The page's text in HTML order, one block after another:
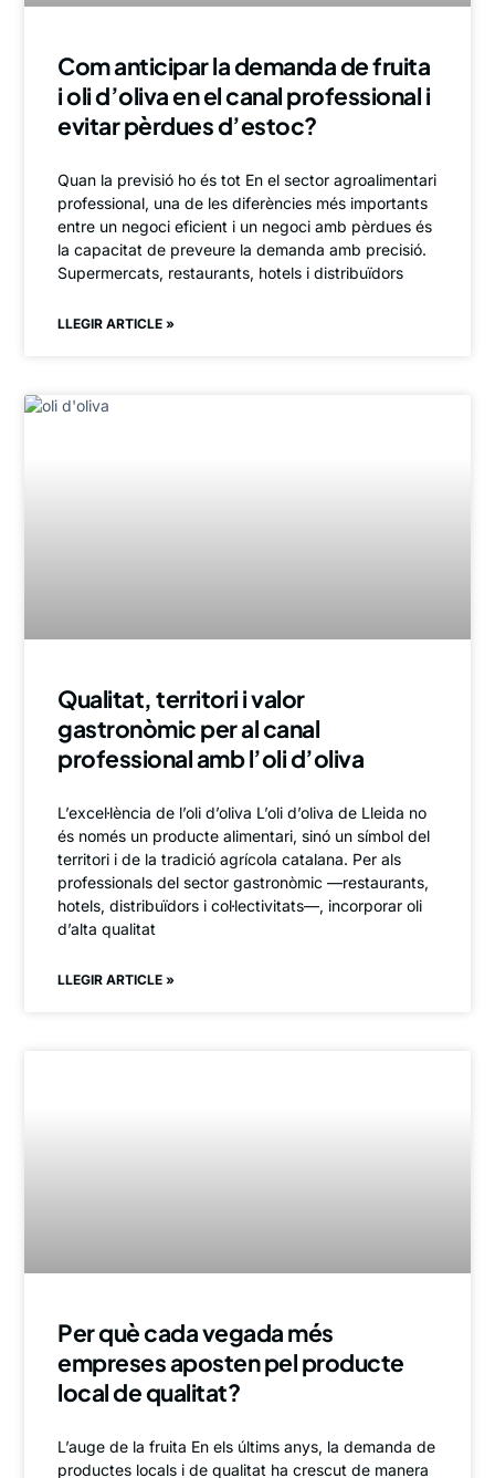
Com anticipar la demanda de fruita
i oli d’oliva en el canal professional i
evitar pèrdues d’estoc?
Quan la previsió ho és tot En el sector agroalimentari
professional, una de les diferències més importants
entre un negoci eficient i un negoci amb pèrdues és
la capacitat de preveure la demanda amb precisió.
Supermercats, restaurants, hotels i distribuïdors
LLEGIR ARTICLE »
Qualitat, territori i valor
gastronòmic per al canal
professional amb l’oli d’oliva
L’excel·lència de l’oli d’oliva L’oli d’oliva de Lleida no
és només un producte alimentari, sinó un símbol del
territori i de la tradició agrícola catalana. Per als
professionals del sector gastronòmic —restaurants,
hotels, distribuïdors i col·lectivitats—, incorporar oli
d’alta qualitat
LLEGIR ARTICLE »
Per què cada vegada més
empreses aposten pel producte
local de qualitat?
L’auge de la fruita En els últims anys, la demanda de
productes locals i de qualitat ha crescut de manera